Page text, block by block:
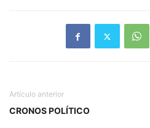
Artículo anterior
CRONOS POLÍTICO